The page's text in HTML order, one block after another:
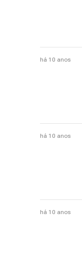
há 10 anos
há 10 anos
há 10 anos